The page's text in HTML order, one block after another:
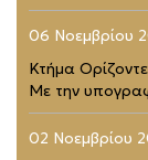
06 Νοεμβρίου
Κτήμα
Με την
02 Νοεμβρίου